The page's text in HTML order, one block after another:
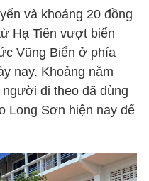
và khoảng 20 đồng
Hạ Tiên vượt biển
Vũng Biển ở phía
nay. Khoảng năm
đi theo đã dùng
Long Sơn hiện nay để